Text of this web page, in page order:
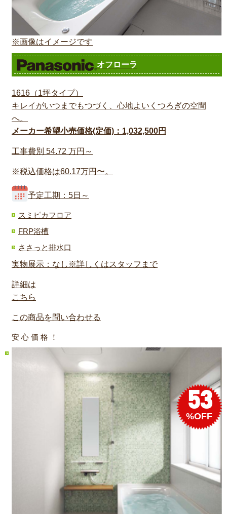
※画像はイメージです
オフローラ
1616（1坪タイプ）
キレイがいつまでもつづく、心地よいくつろぎの空間
へ。
メーカー希望小売価格(定価)：1,032,500円
工事費別 54.72 万円～
※税込価格は60.17万円〜。
予定工期：5日～
スミピカフロア
FRP浴槽
ささっと排水口
実物展示：なし※詳しくはスタッフまで
詳細は
こちら
この商品を問い合わせる
安 心 価 格 ！
53
%OFF